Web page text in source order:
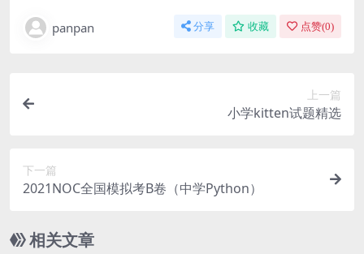
panpan 分享 收藏 点赞(0)
上一篇
小学kitten试题精选
下一篇
2021NOC全国模拟考B卷（中学Python）
相关文章